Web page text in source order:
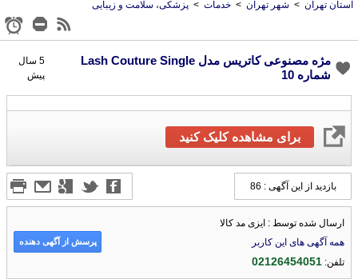
استان تهران > شهر تهران > خدمات > پزشکی، سلامت و زیبایی
مژه مصنوعی کاتریس مدل Lash Couture Single
شماره 10
5 سال
پیش
برای مشاهده کلیک کنید
همه آگهی های این کاربر